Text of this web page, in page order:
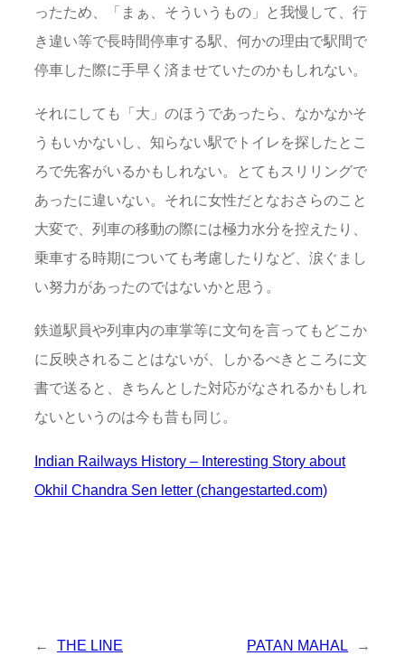
ったため、「まぁ、そういうもの」と我慢して、行
き違い等で長時間停車する駅、何かの理由で駅間で
停車した際に手早く済ませていたのかもしれない。
それにしても「大」のほうであったら、なかなかそ
うもいかないし、知らない駅でトイレを探したとこ
ろで先客がいるかもしれない。とてもスリリングで
あったに違いない。それに女性だとなおさらのこと
大変で、列車の移動の際には極力水分を控えたり、
乗車する時期についても考慮したりなど、涙ぐまし
い努力があったのではないかと思う。
鉄道駅員や列車内の車掌等に文句を言ってもどこか
に反映されることはないが、しかるべきところに文
書で送ると、きちんとした対応がなされるかもしれ
ないというのは今も昔も同じ。
Indian Railways History – Interesting Story about
Okhil Chandra Sen letter (changestarted.com)
← THE LINE PATAN MAHAL →